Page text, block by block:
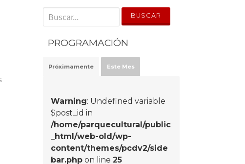
' . __('Search for:') . '
PROGRAMACIÓN
Próximamente Este Mes
Warning: Undefined variable
$post_id in
/home/parquecultural/public
_html/web-old/wp-
content/themes/pcdv2/side
bar.php on line25